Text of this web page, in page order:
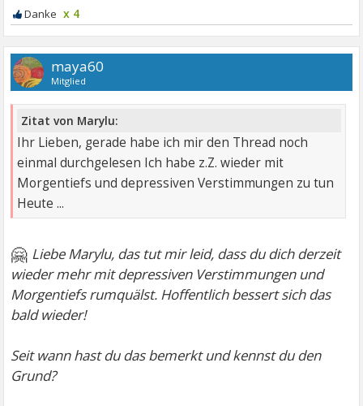
x 4
maya60
Mitglied
Zitat von Marylu:
Ihr Lieben, gerade habe ich mir den Thread noch
einmal durchgelesen Ich habe z.Z. wieder mit
Morgentiefs und depressiven Verstimmungen zu tun
Heute ...
🤗 Liebe Marylu, das tut mir leid, dass du dich derzeit
wieder mehr mit depressiven Verstimmungen und
Morgentiefs rumquälst. Hoffentlich bessert sich das
bald wieder!
Seit wann hast du das bemerkt und kennst du den
Grund?